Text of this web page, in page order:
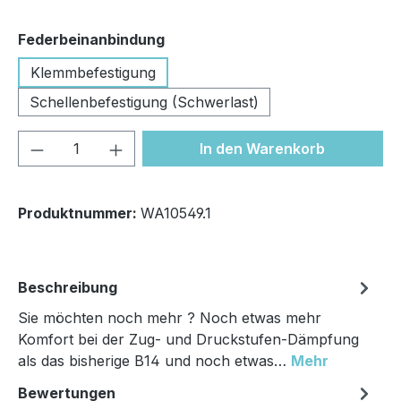
Federbeinanbindungauswählen
Klemmbefestigung
Schellenbefestigung (Schwerlast)
Produkt Anzahl: Gib denIn den Warenkorb
Produktnummer: WA10549.1
Beschreibung
Sie möchten noch mehr ? Noch etwas mehr
Komfort bei der Zug- und Druckstufen-Dämpfung
als das bisherige B14 und noch etwas… Mehr
Bewertungen